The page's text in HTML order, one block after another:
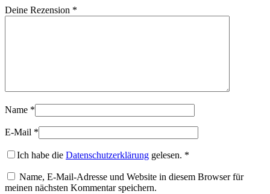
Deine Rezension *
Name *
E-Mail *
Ich habe die Datenschutzerklärung gelesen. *
Name, E-Mail-Adresse und Website in diesem Browser für
meinen nächsten Kommentar speichern.